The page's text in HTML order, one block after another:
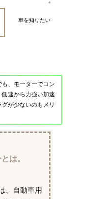
車を知りたい
、モーターでコン
速から力強い加速
が少ないのもメリ
は。
、自動車用